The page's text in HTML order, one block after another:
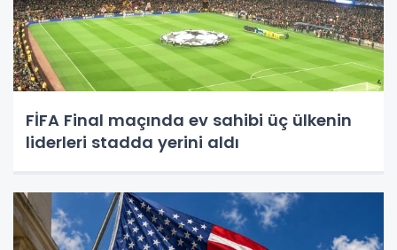
FİFA Final maçında ev sahibi üç ülkenin
liderleri stadda yerini aldı